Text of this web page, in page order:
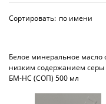
Сортировать: по имени
Белое минеральное масло
низким содержанием серы
БМ-НС (СОП) 500 мл